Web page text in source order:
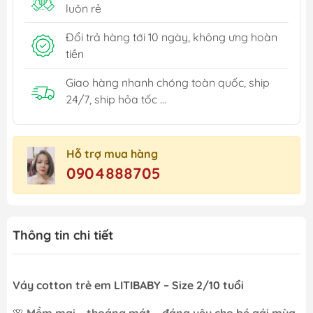
luôn rẻ
Đổi trả hàng tới 10 ngày, không ưng hoàn
tiền
Giao hàng nhanh chóng toàn quốc, ship
24/7, ship hỏa tốc ...
Hỗ trợ mua hàng
0904888705
Thông tin chi tiết
Váy cotton trẻ em LITIBABY – Size 2/10 tuổi